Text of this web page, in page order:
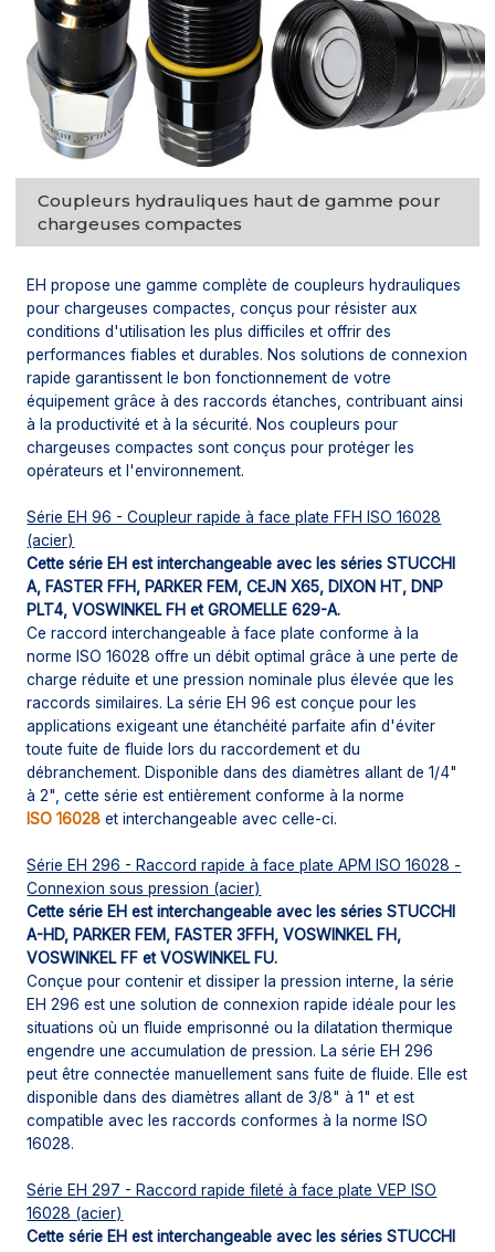
Coupleurs hydrauliques haut de gamme pour
chargeuses compactes
EH propose une gamme complète de coupleurs hydrauliques
pour chargeuses compactes, conçus pour résister aux
conditions d'utilisation les plus difficiles et offrir des
performances fiables et durables. Nos solutions de connexion
rapide garantissent le bon fonctionnement de votre
équipement grâce à des raccords étanches, contribuant ainsi
à la productivité et à la sécurité. Nos coupleurs pour
chargeuses compactes sont conçus pour protéger les
opérateurs et l'environnement.
Série EH 96 - Coupleur rapide à face plate FFH ISO 16028
(acier)
Cette série EH est interchangeable avec les séries STUCCHI
A, FASTER FFH, PARKER FEM, CEJN X65, DIXON HT, DNP
PLT4, VOSWINKEL FH et GROMELLE 629-A.
Ce raccord interchangeable à face plate conforme à la
norme ISO 16028 offre un débit optimal grâce à une perte de
charge réduite et une pression nominale plus élevée que les
raccords similaires. La série EH 96 est conçue pour les
applications exigeant une étanchéité parfaite afin d'éviter
toute fuite de fluide lors du raccordement et du
débranchement. Disponible dans des diamètres allant de 1/4"
à 2", cette série est entièrement conforme à la norme
ISO 16028 et interchangeable avec celle-ci.
Série EH 296 - Raccord rapide à face plate APM ISO 16028 -
Connexion sous pression (acier)
Cette série EH est interchangeable avec les séries STUCCHI
A-HD, PARKER FEM, FASTER 3FFH, VOSWINKEL FH,
VOSWINKEL FF et VOSWINKEL FU.
Conçue pour contenir et dissiper la pression interne, la série
EH 296 est une solution de connexion rapide idéale pour les
situations où un fluide emprisonné ou la dilatation thermique
engendre une accumulation de pression. La série EH 296
peut être connectée manuellement sans fuite de fluide. Elle est
disponible dans des diamètres allant de 3/8" à 1" et est
compatible avec les raccords conformes à la norme ISO
16028.
Série EH 297 - Raccord rapide fileté à face plate VEP ISO
16028 (acier)
Cette série EH est interchangeable avec les séries STUCCHI